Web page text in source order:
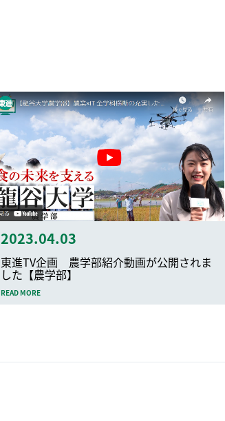
2023.04.03
東進TV企画 農学部紹介動画が公開されま
した【農学部】
READ MORE